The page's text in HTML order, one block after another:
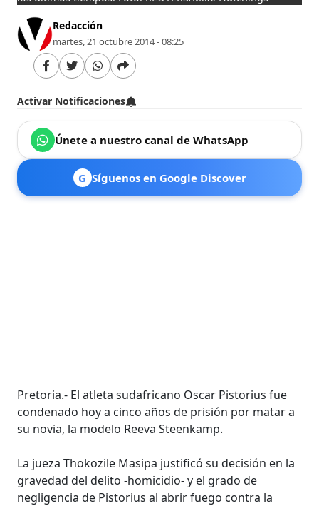
Redacción
martes, 21 octubre 2014 - 08:25
Activar Notificaciones
Únete a nuestro canal de WhatsApp
G Síguenos en Google Discover
Pretoria.- El atleta sudafricano Oscar Pistorius fue
condenado hoy a cinco años de prisión por matar a
su novia, la modelo Reeva Steenkamp.
La jueza Thokozile Masipa justificó su decisión en la
gravedad del delito -homicidio- y el grado de
negligencia de Pistorius al abrir fuego contra la